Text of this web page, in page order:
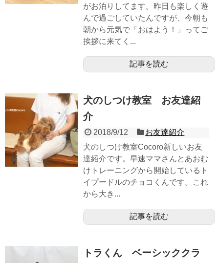
がお泊りしてます。昨日も楽しく遊
んで過ごしていたんですが、今朝も
朝から元気で「おはよう！」ってご
挨拶に来てく...
記事を読む
犬のしつけ教室 お友達紹
介
2018/9/12
お友達紹介
犬のしつけ教室Cocoro新しいお友
達紹介です。早速ママさんとあおむ
けトレーニングから開始しているト
イプードルのチョコくんです。これ
から大き...
記事を読む
トラくん ベーシッククラ